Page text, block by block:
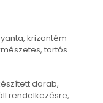
krizantém
tartós
darab,
rendelkezésre,